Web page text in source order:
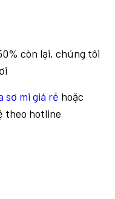
còn lại, chúng tôi
sơ mi giá rẻ hoặc
theo hotline